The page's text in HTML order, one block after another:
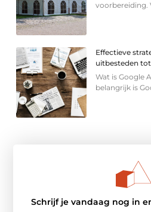
voorbereiding.
Effectieve
uitbesteden
Wat is Google
belangrijk is
Schrijf je vandaag nog in